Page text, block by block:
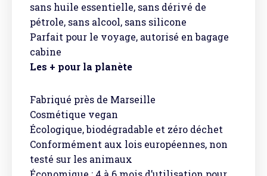
sans huile essentielle, sans dérivé de
pétrole, sans alcool, sans silicone
Parfait pour le voyage, autorisé en bagage
cabine
Les + pour la planète
Fabriqué près de Marseille
Cosmétique vegan
Écologique, biodégradable et zéro déchet
Conformément aux lois européennes, non
testé sur les animaux